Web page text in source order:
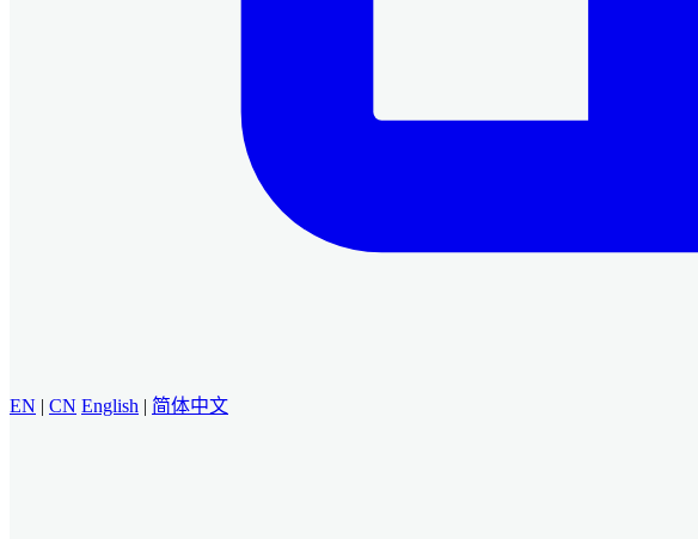
EN | CN English | 简体中文